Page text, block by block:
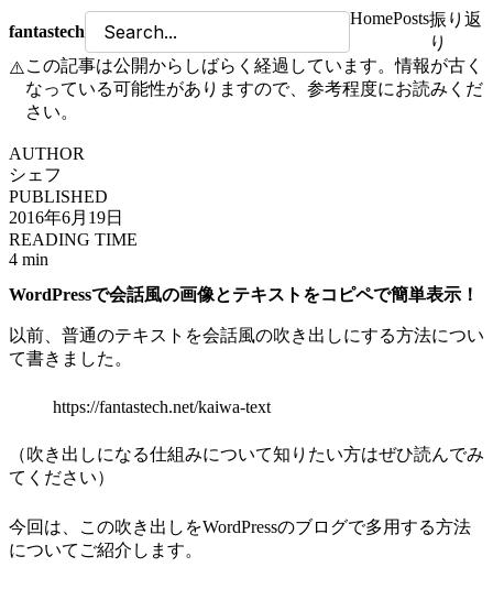
fantastech
HomePosts振り返
り
⚠️この記事は公開からしばらく経過しています。情報が古く
なっている可能性がありますので、参考程度にお読みくだ
さい。
AUTHOR
シェフ
PUBLISHED
2016年6月19日
READING TIME
4 min
WordPressで会話風の画像とテキストをコピペで簡単表示！
以前、普通のテキストを会話風の吹き出しにする方法につい
て書きました。
https://fantastech.net/kaiwa-text
（吹き出しになる仕組みについて知りたい方はぜひ読んでみ
てください）
今回は、この吹き出しをWordPressのブログで多用する方法
についてご紹介します。